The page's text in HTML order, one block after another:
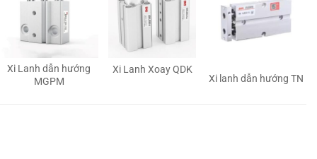
Xi Lanh dẫn hướng
MGPM
Xi Lanh Xoay QDK
Xi lanh dẫn hướng TN